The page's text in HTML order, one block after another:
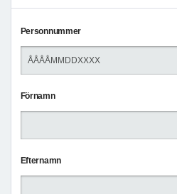
Personnummer
Förnamn
Efternamn